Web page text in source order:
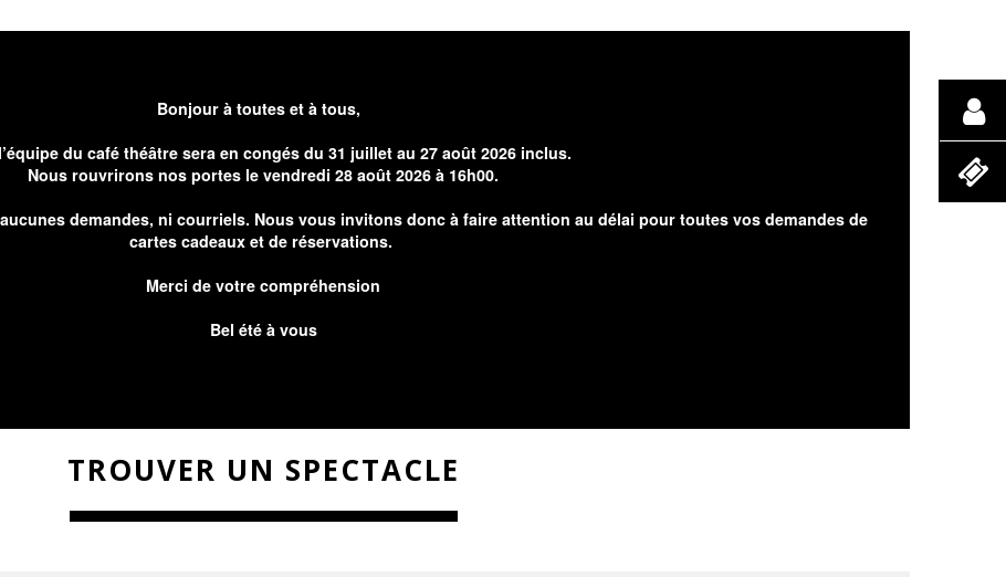
Bonjour à toutes et à tous,
du café théâtre sera en congés du 31 juillet au 27 août 2026 inclus.
Nous rouvrirons nos portes le vendredi 28 août 2026 à 16h00.
demandes, ni courriels. Nous vous invitons donc à faire attention au délai pour toutes vos demandes de
cartes cadeaux et de réservations.
Merci de votre compréhension
Bel été à vous
TROUVER UN SPECTACLE